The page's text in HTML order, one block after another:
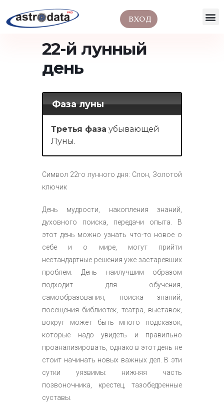
ВХОД
22-й лунный
день
Фаза луны
Третья фаза убывающей
Луны.
Символ 22го лунного дня: Слон, Золотой
ключик
День мудрости, накопления знаний,
духовного поиска, передачи опыта. В
этот день можно узнать что-то новое о
себе и о мире, могут прийти
нестандартные решения уже застаревших
проблем. День наилучшим образом
подходит для обучения,
самообразования, поиска знаний,
посещения библиотек, театра, выставок,
вокруг может быть много подсказок,
которые надо увидеть и правильно
проанализировать, однако в этот день не
стоит начинать новых важных дел. В эти
сутки уязвимы: нижняя часть
позвоночника, крестец, тазобедренные
суставы.